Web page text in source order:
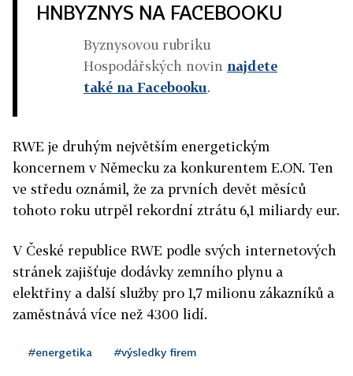
HNBYZNYS NA FACEBOOKU
Byznysovou rubriku
Hospodářských novin najdete
také na Facebooku.
RWE je druhým největším energetickým
koncernem v Německu za konkurentem E.ON. Ten
ve středu oznámil, že za prvních devět měsíců
tohoto roku utrpěl rekordní ztrátu 6,1 miliardy eur.
V České republice RWE podle svých internetových
stránek zajišťuje dodávky zemního plynu a
elektřiny a další služby pro 1,7 milionu zákazníků a
zaměstnává více než 4300 lidí.
#energetika #výsledky firem